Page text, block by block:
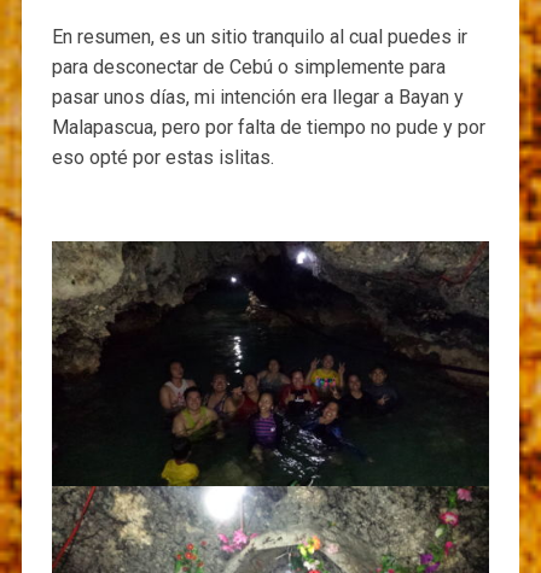
En resumen, es un sitio tranquilo al cual puedes ir
para desconectar de Cebú o simplemente para
pasar unos días, mi intención era llegar a Bayan y
Malapascua, pero por falta de tiempo no pude y por
eso opté por estas islitas.